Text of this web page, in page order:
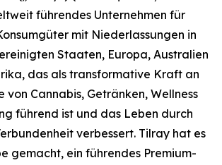
führendes Unternehmen für
mit Niederlassungen in
Staaten, Europa, Australien
das als transformative Kraft an
von Cannabis, Getränken, Wellness
führend ist und das Leben durch
verbessert. Tilray hat es
gemacht, ein führendes Premium-